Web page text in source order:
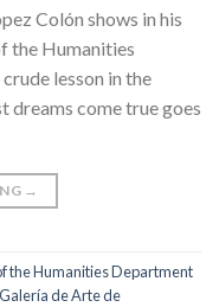
Colón shows in his
the Humanities
lesson in the
dreams come true goes
→
the Humanities Department
Galería de Arte de